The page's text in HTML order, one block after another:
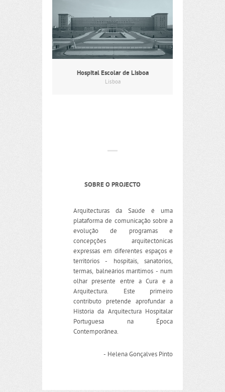
Hospital Escolar de Lisboa
Lisboa
SOBRE O PROJECTO
Arquitecturas da Saúde é uma
plataforma de comunicação sobre a
evolução de programas e
concepções arquitectónicas
expressas em diferentes espaços e
territórios - hospitais, sanatórios,
termas, balneários marítimos - num
olhar presente entre a Cura e a
Arquitectura. Este primeiro
contributo pretende aprofundar a
História da Arquitectura Hospitalar
Portuguesa na Época
Contemporânea.
- Helena Gonçalves Pinto